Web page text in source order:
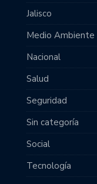
Jalisco
Medio Ambiente
Nacional
Salud
Seguridad
Sin categoría
Social
Tecnología